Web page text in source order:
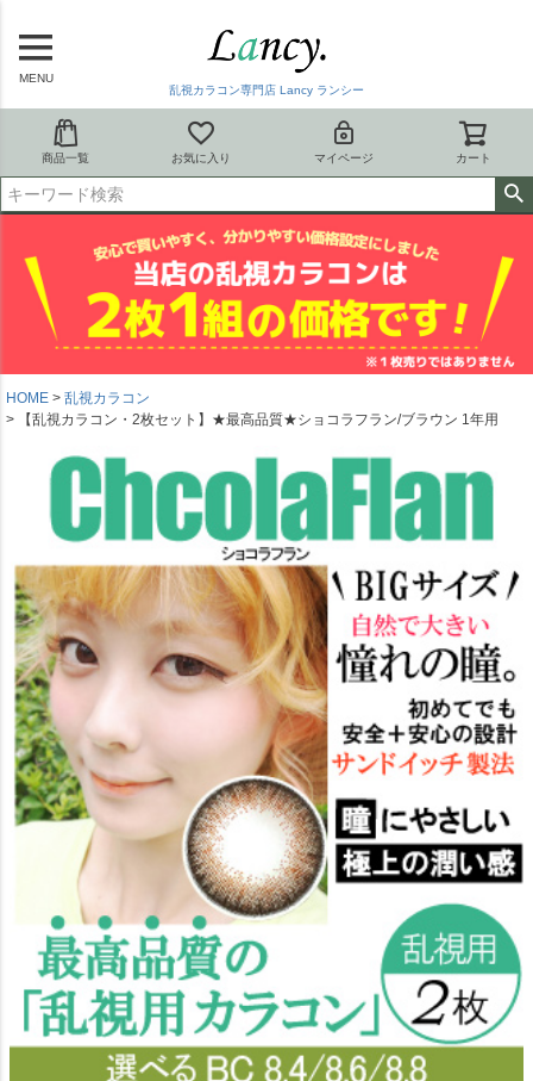
MENU
乱視カラコン専門店 Lancy ランシー
商品一覧 お気に入り マイページ カート
HOME
乱視カラコン
【乱視カラコン・2枚セット】★最高品質★ショコラフラン/ブラウン 1年用